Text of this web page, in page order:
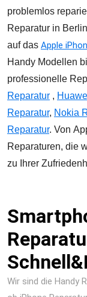
problemlos
Reparatur in
auf das Apple
Handy Modellen
professionelle
Reparatur ,
Reparatur, Nokia
Reparatur. Von
Reparaturen, die
zu Ihrer
Wir sind die Handy